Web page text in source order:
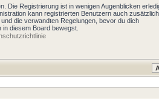
Die Registrierung ist in wenigen Augenblicken
kann registrierten Benutzern auch
die verwandten Regelungen, bevor du dich
diesem Board bewegst.